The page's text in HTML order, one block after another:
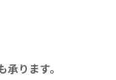
ります。